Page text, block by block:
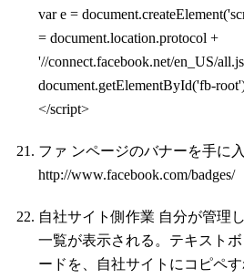
var e =
= document.location.protocol +
'//connect.facebook.net/en_US/
document.getElementById('fb-
</script>
ファ ンページのバナーを手に
http://www.facebook.com/badges/
自社サイト側作業 自分が管理
一覧が表示される。テキスト
ードを、自社サイトにコピペ